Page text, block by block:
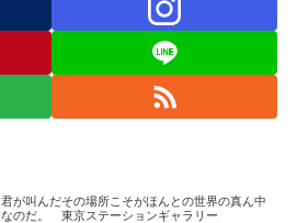
君が叫んだその場所こそがほんとの世界の真ん中
なのだ。 東京ステーションギャラリー